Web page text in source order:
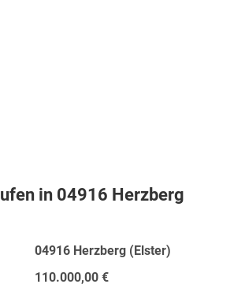
in 04916 Herzberg
04916 Herzberg (Elster)
110.000,00 €